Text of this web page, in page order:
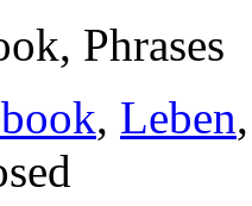
Phrases
, Leben